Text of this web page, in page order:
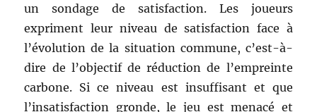
un sondage de satisfaction. Les joueurs
expriment leur niveau de satisfaction face à
l’évolution de la situation commune, c’est-à-
dire de l’objectif de réduction de l’empreinte
carbone. Si ce niveau est insuffisant et que
l’insatisfaction gronde, le jeu est menacé et